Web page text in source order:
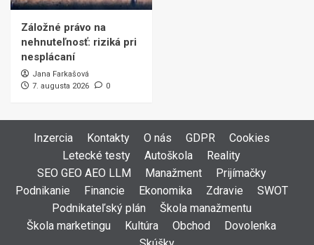
Záložné právo na
nehnuteľnosť: riziká pri
nesplácaní
Jana Farkašová
7. augusta 2026
0
Inzercia Kontakty O nás GDPR
Cookies
Letecké testy
Autoškola
Reality
SEO GEO AEO LLM
Manažment
Prijímačky
Podnikanie
Financie Ekonomika Zdravie
SWOT
Podnikateľský plán
Škola manažmentu
Škola marketingu
Kultúra Obchod
Dovolenka